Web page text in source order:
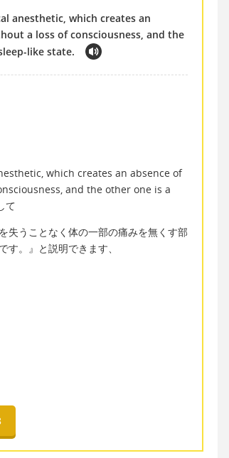
anesthetic, which creates an
a loss of consciousness, and the
like state.
which creates an absence of
and the other one is a
て
失うことなく体の一部の痛みを無くす部
。』と説明できます、